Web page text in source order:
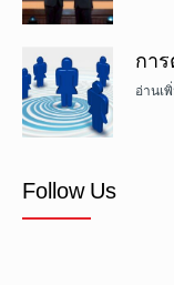
การ
อ่านเ
Follow Us